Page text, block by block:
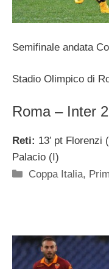
Semifinale andata
Stadio Olimpico di
Roma – Inter
Reti: 13′ pt Florenzi
Palacio (I)
Categorie
Coppa Italia,